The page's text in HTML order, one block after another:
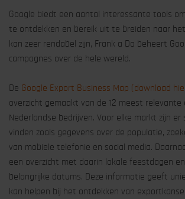
Google biedt een aantal interessante tools
te ontdekken en bereik uit te breiden naar
kan zeer rendabel zijn, Frank a Do beheert
campagnes over de hele wereld.
De Google Export Business Map (download
overzicht gemaakt van de 12 meest
Nederlandse bedrijven. Voor elke markt zijn
vinden zoals gegevens over de populatie,
van mobiele telefonie en social media.
een overzicht met daarin lokale feestdagen
belangrijke datums. Deze informatie geeft
kan helpen bij het ontdekken van